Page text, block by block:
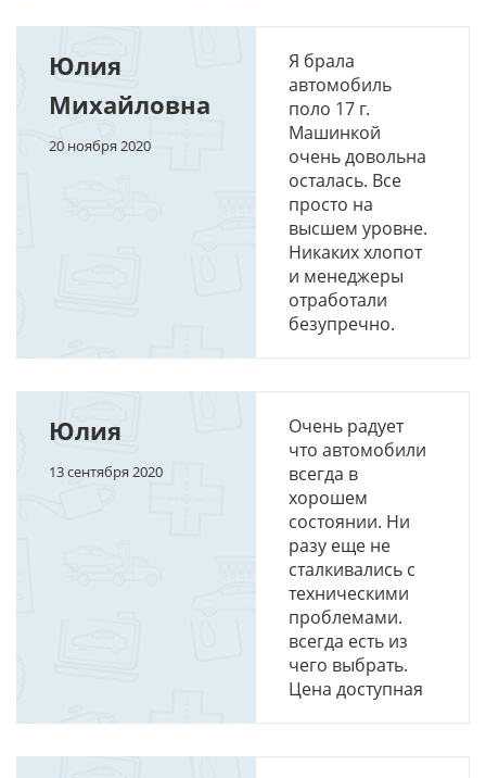
Юлия
Михайловна
20 ноября 2020
Я брала
автомобиль
поло 17 г.
Машинкой
очень довольна
осталась. Все
просто на
высшем уровне.
Никаких хлопот
и менеджеры
отработали
безупречно.
Юлия
13 сентября 2020
Очень радует
что автомобили
всегда в
хорошем
состоянии. Ни
разу еще не
сталкивались с
техническими
проблемами.
всегда есть из
чего выбрать.
Цена доступная